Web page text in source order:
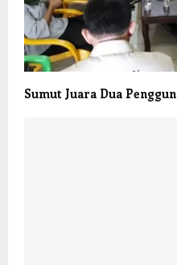
Sumut Juara Dua